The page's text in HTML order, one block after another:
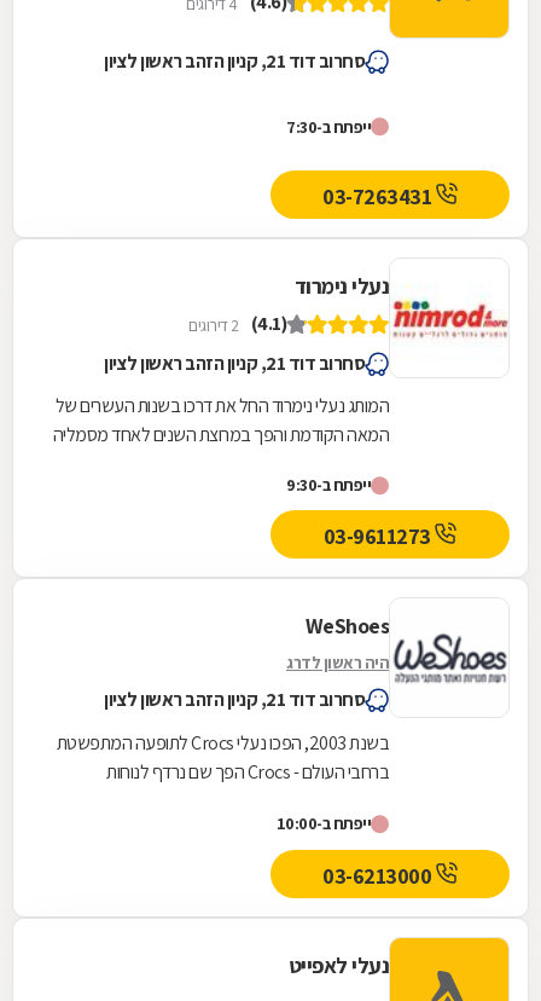
סחרוב דוד 21, קניון הזהב ראשון לציון
ייפתח ב-7:30
נעלי נימרוד
(4.1) 2 דירוגים
סחרוב דוד 21, קניון הזהב ראשון לציון
המותג נעלי נימרוד החל את דרכו בשנות העשרים של
המאה הקודמת והפך במרוצת השנים לאחד מסמליה
הילדים...
ייפתח ב-9:30
03-9611273
WeShoes
היה ראשון לדרג
סחרוב דוד 21, קניון הזהב ראשון לציון
בשנת 2003, הפכו נעלי Crocs לתופעה המתפשטת
ברחבי העולם - Crocs הפך שם נרדף לנוחות
רשת החנויות של...
ייפתח ב-10:00
נעלי לאפייט